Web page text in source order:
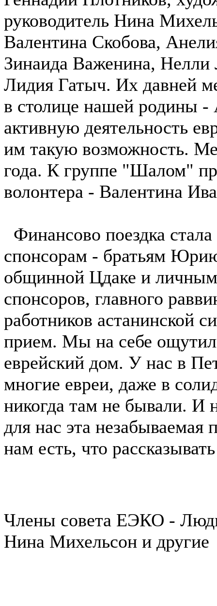
руководитель Нина
Валентина Скобова,
Зинаида Важенина,
Лидия Гатыч. Их давней
в столице нашей родины
активную деятельность
им такую возможность.
года. К группе "Шалом"
волонтера - Валентина
Финансово поездка
спонсорам - братьям
общинной Цдаке и
спонсоров, главного
работников астанинской
прием. Мы на себе
еврейский дом. У нас в
многие евреи, даже в
никогда там не бывали. И
для нас эта
нам есть, что
Члены совета ЕЭКО -
Нина Михельсон и другие